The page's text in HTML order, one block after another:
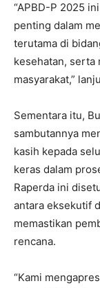
“APBD-P 2025
penting dalam
terutama di
kesehatan, serta
masyarakat,”
Sementara itu,
sambutannya
kasih kepada
keras dalam
Raperda ini
antara eksekutif
memastikan
rencana.
“Kami